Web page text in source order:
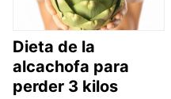
Dieta de la
alcachofa para
perder 3 kilos